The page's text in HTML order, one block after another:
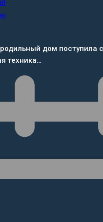
дом поступила
техника…